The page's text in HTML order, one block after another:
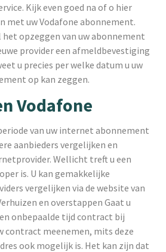
Kijk even goed na of o hier
met uw Vodafone abonnement.
het opzeggen van uw abonnement
provider een afmeldbevestiging
u precies per welke datum u uw
op kan zeggen.
Vodafone
van uw internet abonnement
aanbieders vergelijken en
Wellicht treft u een
is. U kan gemakkelijke
vergelijken via de website van
en overstappen Gaat u
onbepaalde tijd contract bij
contract meenemen, mits deze
ook mogelijk is. Het kan zijn dat